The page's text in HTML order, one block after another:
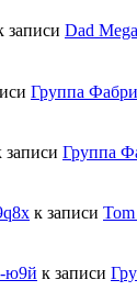
записи Dad
Группа
записи Группа
к записи
ю9й к записи